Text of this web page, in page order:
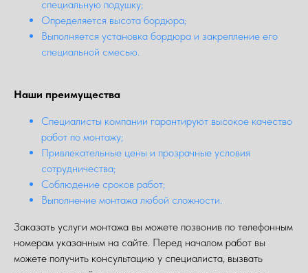
специальную подушку;
Определяется высота бордюра;
Выполняется установка бордюра и закрепление его
специальной смесью.
Наши преимущества
Специалисты компании гарантируют высокое качество
работ по монтажу;
Привлекательные цены и прозрачные условия
сотрудничества;
Соблюдение сроков работ;
Выполнение монтажа любой сложности.
Заказать услуги монтажа вы можете позвонив по телефонным
номерам указанным на сайте. Перед началом работ вы
можете получить консультацию у специалиста, вызвать